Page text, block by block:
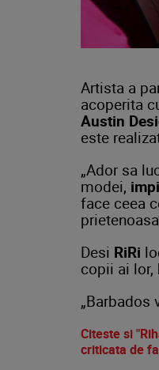
Artista a
acoperita
Austin
este
„Ador sa
modei,
face ceea
Desi RiRi
copii ai lor,
„Barbados
Citeste si
criticata de